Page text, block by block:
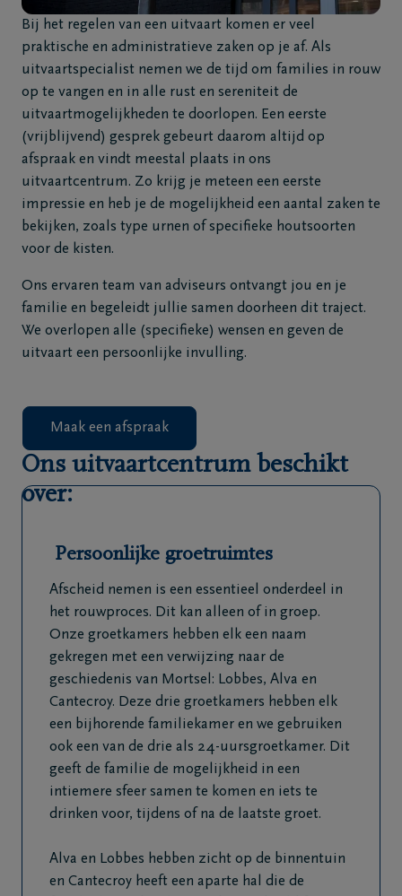
Ons
uitvaartcentrum
Veelgestelde
vragen
Meld een
overlijden
24u/24
440
52
19
Bij het regelen van een uitvaart komen er veel
praktische en administratieve zaken op je af. Als
uitvaartspecialist nemen we de tijd om families in rouw
op te vangen en in alle rust en sereniteit de
uitvaartmogelijkheden te doorlopen. Een eerste
(vrijblijvend) gesprek gebeurt daarom altijd op
afspraak en vindt meestal plaats in ons
uitvaartcentrum. Zo krijg je meteen een eerste
impressie en heb je de mogelijkheid een aantal zaken te
bekijken, zoals type urnen of specifieke houtsoorten
voor de kisten.
Ons ervaren team van adviseurs ontvangt jou en je
familie en begeleidt jullie samen doorheen dit traject.
We overlopen alle (specifieke) wensen en geven de
uitvaart een persoonlijke invulling.
Maak een afspraak
Ons uitvaartcentrum beschikt
over:
Persoonlijke groetruimtes
Afscheid nemen is een essentieel onderdeel in
het rouwproces. Dit kan alleen of in groep.
Onze groetkamers hebben elk een naam
gekregen met een verwijzing naar de
geschiedenis van Mortsel: Lobbes, Alva en
Cantecroy. Deze drie groetkamers hebben elk
een bijhorende familiekamer en we gebruiken
ook een van de drie als 24-uursgroetkamer. Dit
geeft de familie de mogelijkheid in een
intiemere sfeer samen te komen en iets te
drinken voor, tijdens of na de laatste groet.
Alva en Lobbes hebben zicht op de binnentuin
en Cantecroy heeft een aparte hal die de